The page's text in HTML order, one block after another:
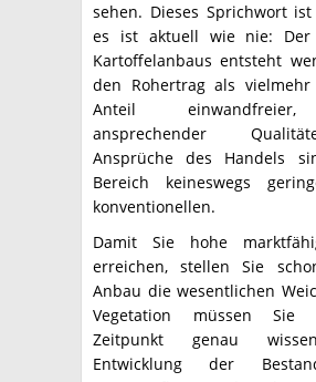
sehen. Dieses Sprichwort
es ist aktuell wie nie: Der
Kartoffelanbaus entsteht
den Rohertrag als
Anteil
ansprechender
Ansprüche des Handels
Bereich keineswegs
konventionellen.
Damit Sie hohe
erreichen, stellen Sie
Anbau die wesentlichen
Vegetation müssen Sie
Zeitpunkt genau
Entwicklung der